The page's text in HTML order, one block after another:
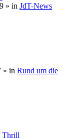
» in JdT-News
» in Rund um die
Thrill